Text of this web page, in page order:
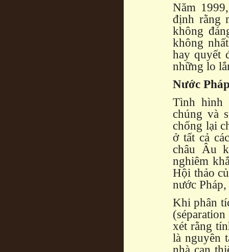
Năm
định rằng
không
không
hay quyết
những lo
Nước
Tình hình
chúng và
chống lại
ở tất cả
châu Âu
nghiêm
Hội thảo
nước
Khi phân
(séparation
xét rằng
là nguyên